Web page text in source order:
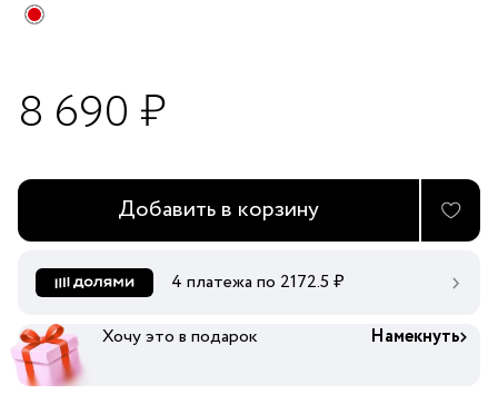
8 690 ₽
Добавить в корзину
4 платежа по 2172.5 ₽
Хочу это в подарок Намекнуть